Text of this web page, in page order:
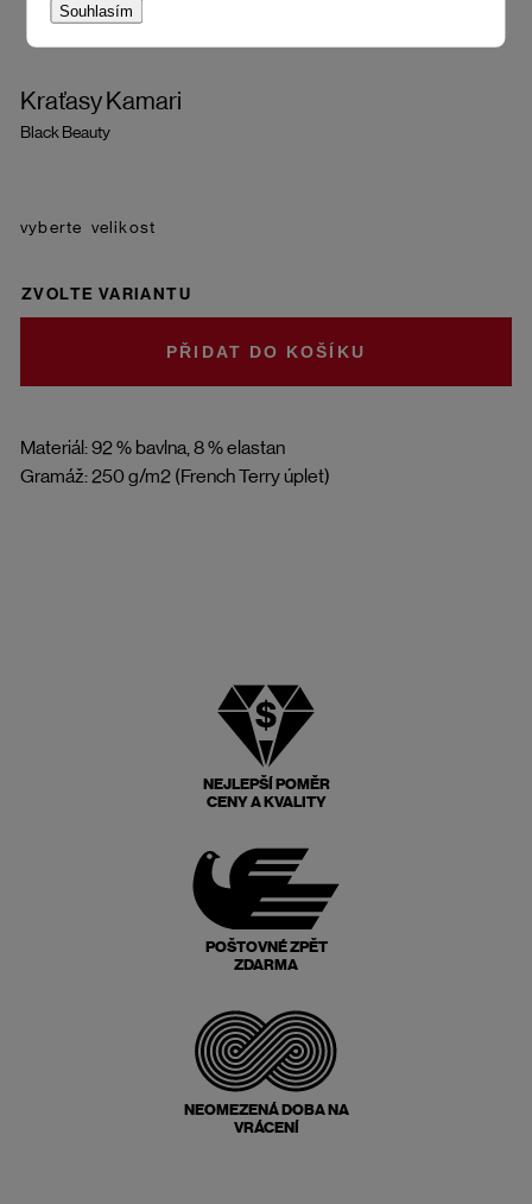
Souhlasím
Kraťasy Kamari
Black Beauty
Materiál: 92 % bavlna, 8 % elastan
Gramáž: 250 g/m2 (French Terry úplet)
velikost
ZVOLTE VARIANTU
DO KOŠÍKU
NEJLEPŠÍ POMĚR
CENY A KVALITY
POŠTOVNÉ ZPĚT
ZDARMA
NEOMEZENÁ DOBA NA
VRÁCENÍ